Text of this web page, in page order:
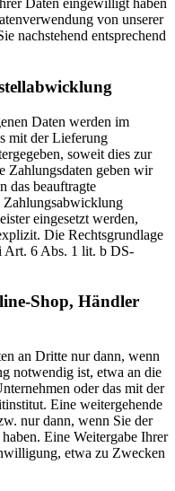
Daten eingewilligt haben
von unserer
nachstehend entsprechend
Daten werden im
mit der Lieferung
soweit dies zur
Zahlungsdaten geben wir
das beauftragte
eingesetzt werden,
Die Rechtsgrundlage
Art. 6 Abs. 1 lit. b DS-
Shop, Händler
an Dritte nur dann, wenn
notwendig ist, etwa an die
oder das mit der
Eine weitergehende
nur dann, wenn Sie der
Eine Weitergabe Ihrer
etwa zu Zwecken